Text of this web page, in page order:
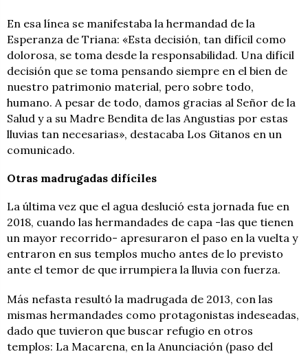
En esa línea se manifestaba la hermandad de la
Esperanza de Triana: «Esta decisión, tan difícil como
dolorosa, se toma desde la responsabilidad. Una difícil
decisión que se toma pensando siempre en el bien de
nuestro patrimonio material, pero sobre todo,
humano. A pesar de todo, damos gracias al Señor de la
Salud y a su Madre Bendita de las Angustias por estas
lluvias tan necesarias», destacaba Los Gitanos en un
comunicado.
Otras madrugadas difíciles
La última vez que el agua deslució esta jornada fue en
2018, cuando las hermandades de capa -las que tienen
un mayor recorrido- apresuraron el paso en la vuelta y
entraron en sus templos mucho antes de lo previsto
ante el temor de que irrumpiera la lluvia con fuerza.
Más nefasta resultó la madrugada de 2013, con las
mismas hermandades como protagonistas indeseadas,
dado que tuvieron que buscar refugio en otros
templos: La Macarena, en la Anunciación (paso del